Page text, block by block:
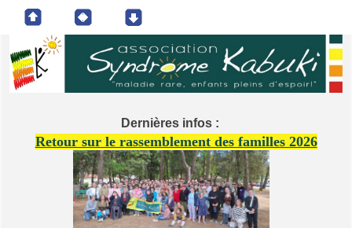
Dernières infos :
Retour sur le rassemblement des familles 2026